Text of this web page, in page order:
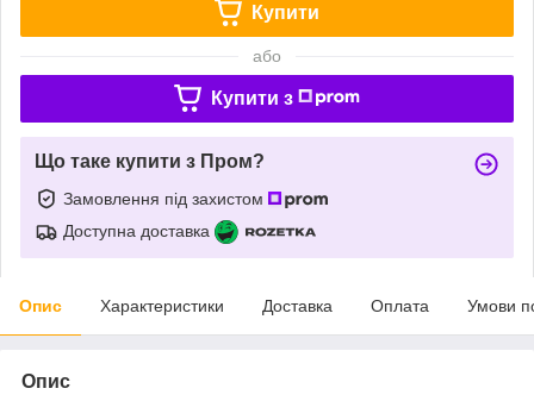
Купити
або
Купити з
Що таке купити з Пром?
Замовлення під захистом
Доступна доставка
Опис Характеристики Доставка Оплата Умови
Опис